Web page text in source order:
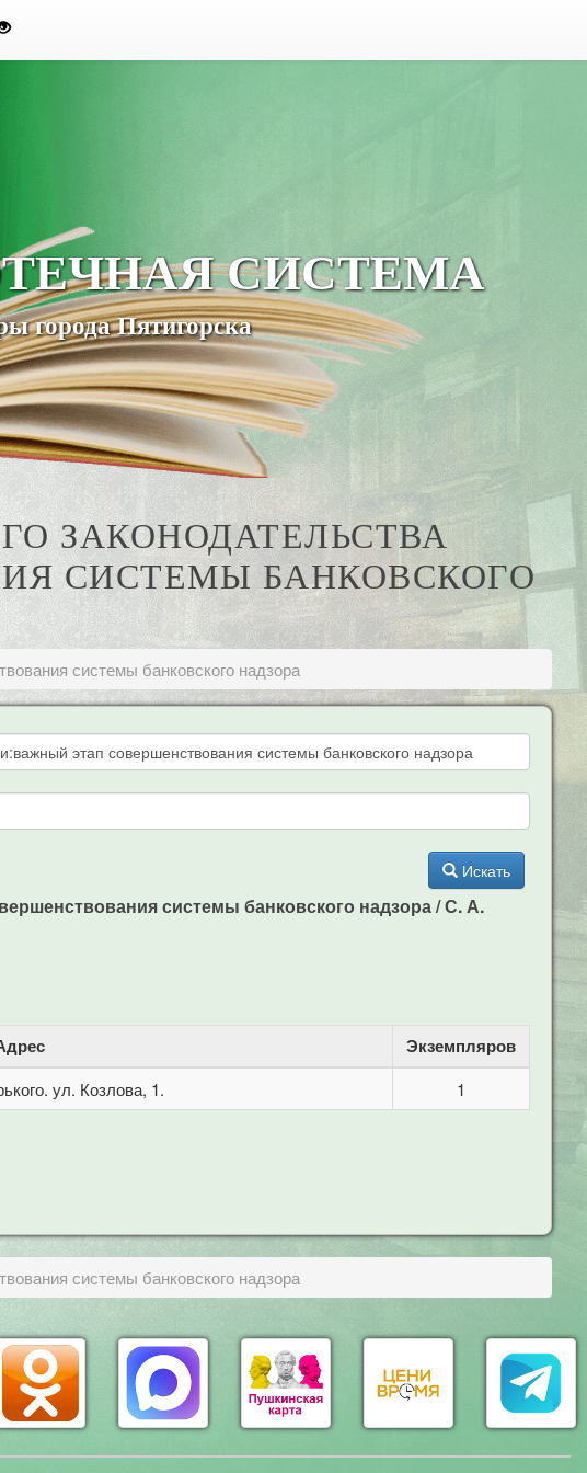
СИСТЕМА
города Пятигорска
ЗАКОНОДАТЕЛЬСТВА
СИСТЕМЫ БАНКОВСКОГО
системы банковского надзора
Искать
системы банковского надзора / С. А.
Экземпляров
ул. Козлова, 1. 1
системы банковского надзора